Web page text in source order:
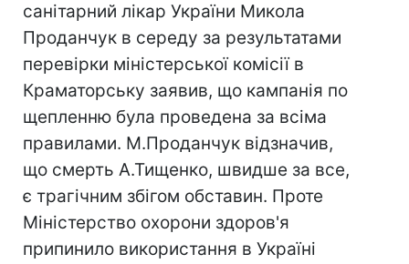
санітарний лікар України Микола
Проданчук в середу за результатами
перевірки міністерської комісії в
Краматорську заявив, що кампанія по
щепленню була проведена за всіма
правилами. М.Проданчук відзначив,
що смерть А.Тищенко, швидше за все,
є трагічним збігом обставин. Проте
Міністерство охорони здоров'я
припинило використання в Україні